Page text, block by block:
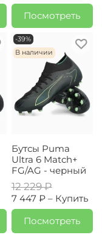
Посмотреть
-39%
В наличии
Бутсы Puma
Ultra 6 Match+
FG/AG - черный
12 229 ₽
7 447 ₽ – Купить
Посмотреть